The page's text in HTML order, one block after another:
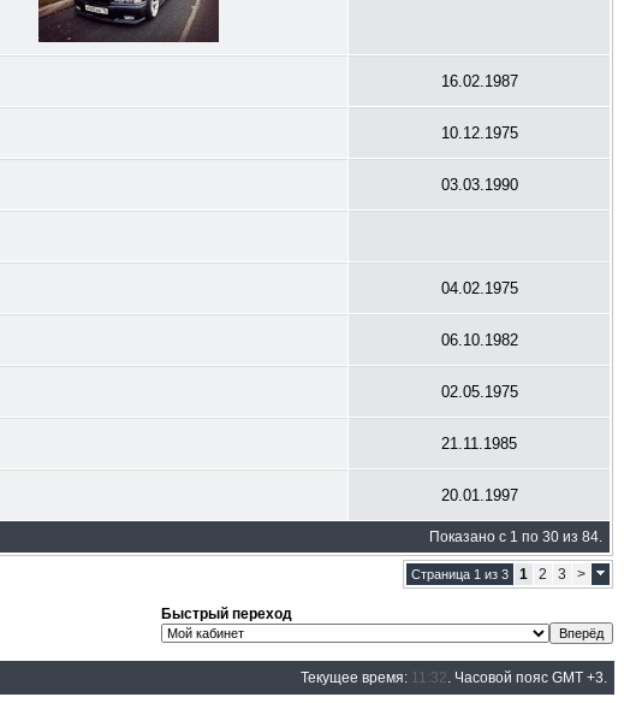
16.02.1987
10.12.1975
03.03.1990
04.02.1975
06.10.1982
02.05.1975
21.11.1985
20.01.1997
Показано с 1 по 30 из 84.
Страница 1 из 3 1 2 3 >
Быстрый переход
Текущее время: 11:32. Часовой пояс GMT +3.